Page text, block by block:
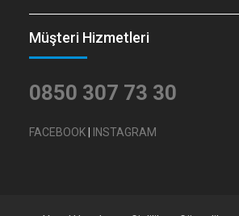
Müşteri Hizmetleri
0850 307 73 30
FACEBOOK INSTAGRAM